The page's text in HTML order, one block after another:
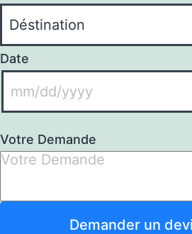
Date
Votre Demande
Demander un